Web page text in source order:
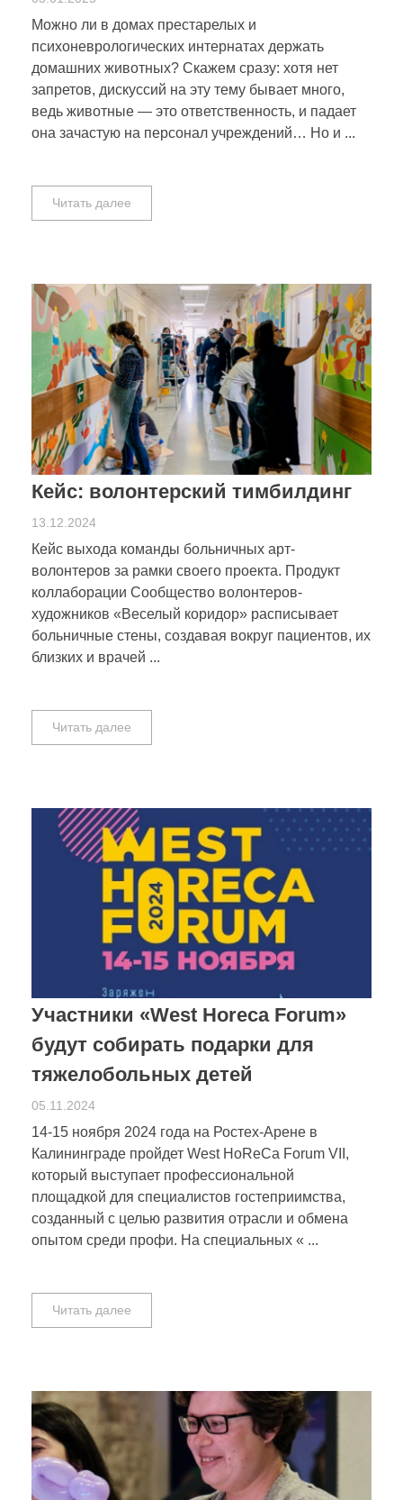
Можно ли в домах престарелых и
психоневрологических интернатах держать
домашних животных? Скажем сразу: хотя нет
запретов, дискуссий на эту тему бывает много,
ведь животные — это ответственность, и падает
она зачастую на персонал учреждений… Но и ...
Читать далее
Кейс: волонтерский тимбилдинг
13.12.2024
Кейс выхода команды больничных арт-
волонтеров за рамки своего проекта. Продукт
коллаборации Сообщество волонтеров-
художников «Веселый коридор» расписывает
больничные стены, создавая вокруг пациентов, их
близких и врачей ...
Читать далее
Участники «West Horeca Forum»
будут собирать подарки для
тяжелобольных детей
05.11.2024
14-15 ноября 2024 года на Ростех-Арене в
Калининграде пройдет West HoReCa Forum VII,
который выступает профессиональной
площадкой для специалистов гостеприимства,
созданный с целью развития отрасли и обмена
опытом среди профи. На специальных « ...
Читать далее